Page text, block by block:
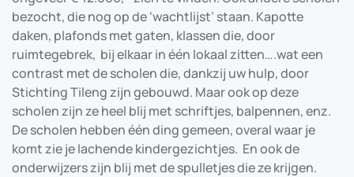
bezocht, die nog op de ‘wachtlijst’ staan. Kapotte
daken, plafonds met gaten, klassen die, door
ruimtegebrek, bij elkaar in één lokaal zitten….wat een
contrast met de scholen die, dankzij uw hulp, door
Stichting Tileng zijn gebouwd. Maar ook op deze
scholen zijn ze heel blij met schriftjes, balpennen, enz.
De scholen hebben één ding gemeen, overal waar je
komt zie je lachende kindergezichtjes. En ook de
onderwijzers zijn blij met de spulletjes die ze krijgen.